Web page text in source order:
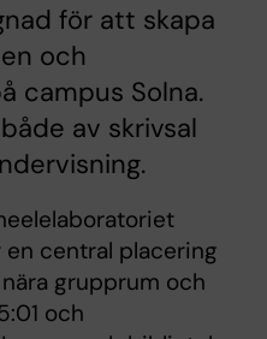
för att skapa
och
campus Solna.
av skrivsal
central placering
grupprum och
och